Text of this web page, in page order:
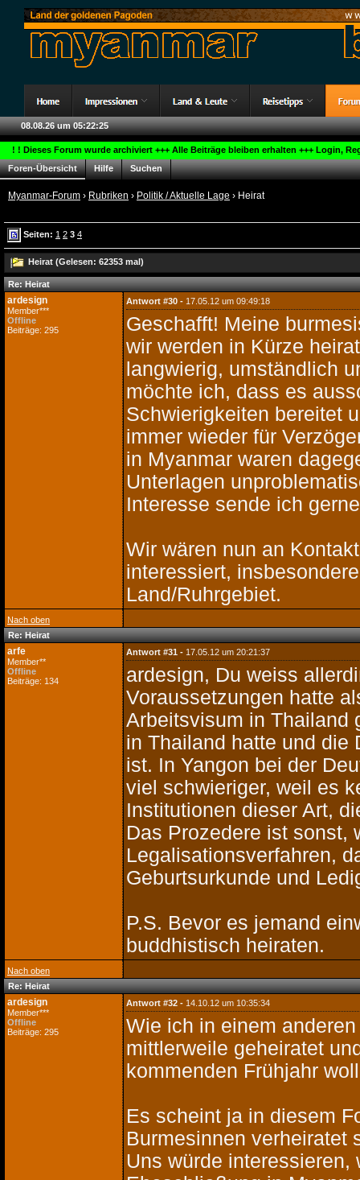
08.08.26 um 05:22:26
! ! Dieses Forum wurde archiviert +++ Alle Beiträge bleiben erhalten +++ Login,
Foren-Übersicht
Hilfe Suchen
Myanmar-Forum › Rubriken › Politik / Aktuelle Lage › Heirat
Seiten: 1 2 3 4
Heirat (Gelesen: 62353 mal)
Re: Heirat
ardesign
Member***
Offline
Beiträge: 295
Antwort #30 - 17.05.12 um 09:49:18
Geschafft! Meine
wir werden in Kürze
langwierig, umständlich
möchte ich, dass es
Schwierigkeiten bereitet
immer wieder für
in Myanmar waren
Unterlagen
Interesse sende ich
Wir wären nun an
interessiert,
Land/Ruhrgebiet.
Nach oben
Re: Heirat
arfe
Member**
Offline
Beiträge: 134
Antwort #31 - 17.05.12 um 20:21:37
ardesign, Du weiss
Voraussetzungen hatte
Arbeitsvisum in Thailand
in Thailand hatte und die
ist. In Yangon bei der
viel schwieriger, weil es
Institutionen dieser Art,
Das Prozedere ist sonst,
Legalisationsverfahren,
Geburtsurkunde und
P.S. Bevor es jemand
buddhistisch heiraten.
Nach oben
Re: Heirat
ardesign
Member***
Offline
Beiträge: 295
Antwort #32 - 14.10.12 um 10:35:34
Wie ich in einem
mittlerweile geheiratet
kommenden Frühjahr
Es scheint ja in diesem
Burmesinnen verheiratet
Uns würde